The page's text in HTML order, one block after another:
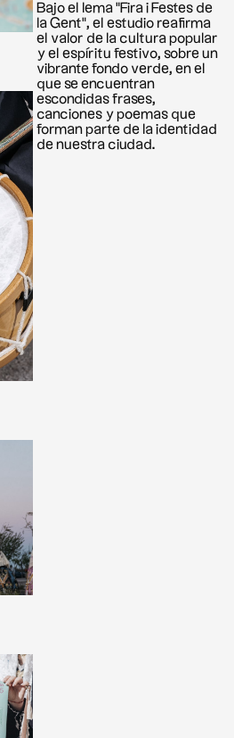
Bajo el lema "Fira i Festes de
la Gent", el estudio reafirma
el valor de la cultura popular
y el espíritu festivo, sobre un
vibrante fondo verde, en el
que se encuentran
escondidas frases,
canciones y poemas que
forman parte de la identidad
de nuestra ciudad.